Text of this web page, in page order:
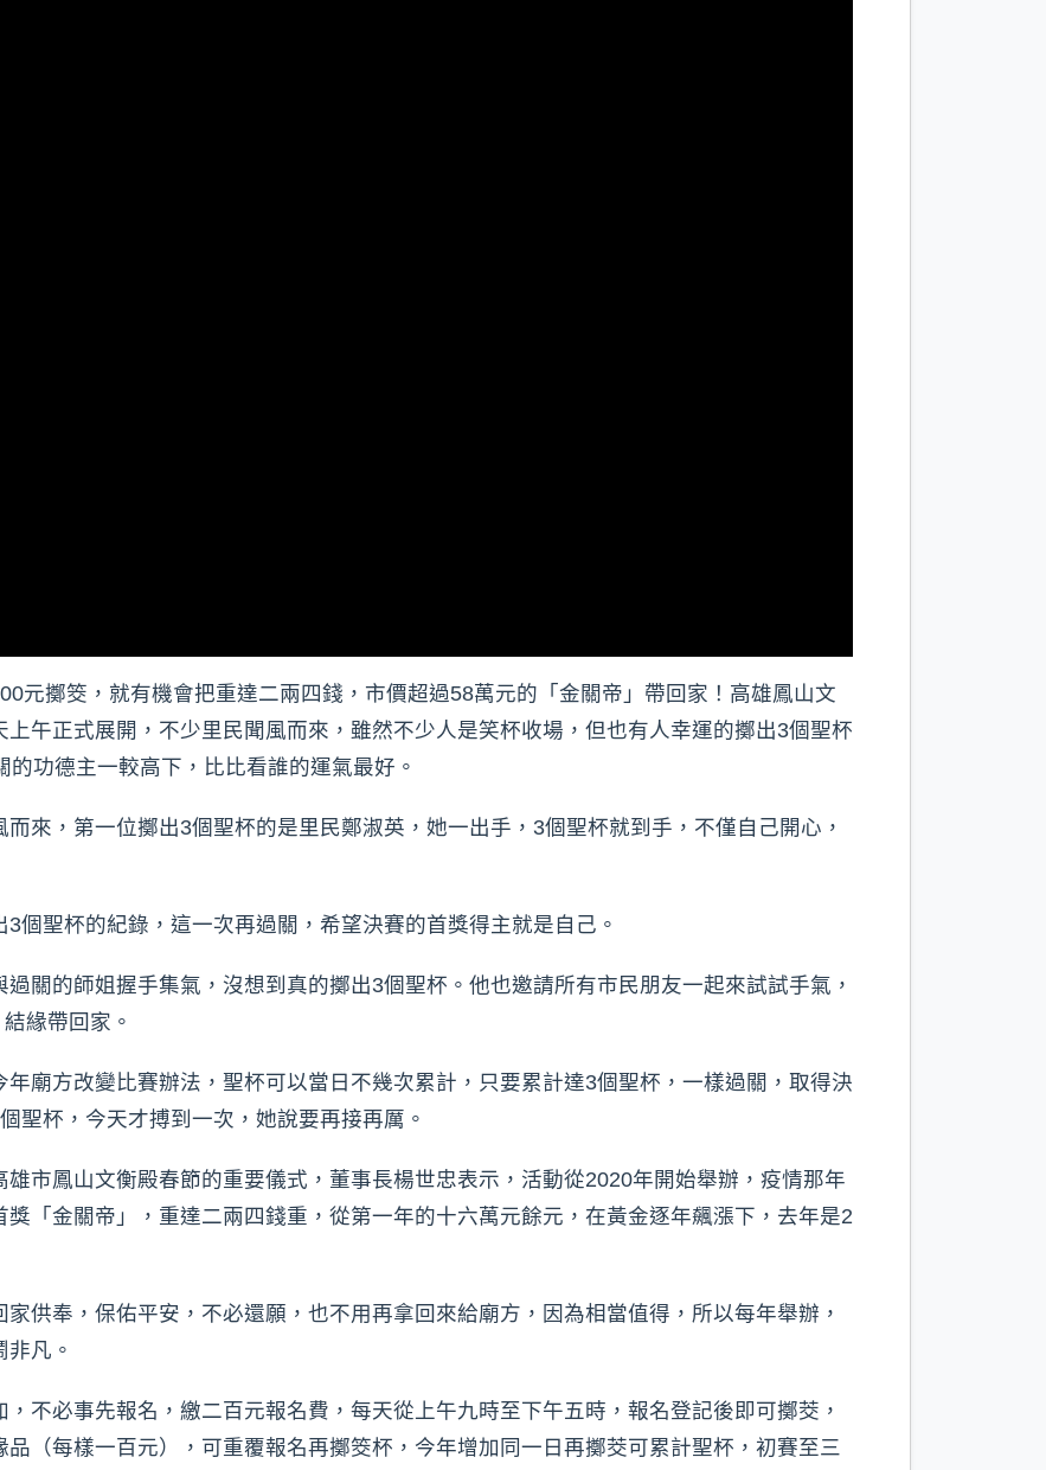
元擲筊，就有機會把重達二兩四錢，市價超過58萬元的「金關帝」帶回家！高雄鳳山文
午正式展開，不少里民聞風而來，雖然不少人是笑杯收場，但也有人幸運的擲出3個聖杯
功德主一較高下，比比看誰的運氣最好。
來，第一位擲出3個聖杯的是里民鄭淑英，她一出手，3個聖杯就到手，不僅自己開心，
個聖杯的紀錄，這一次再過關，希望決賽的首獎得主就是自己。
關的師姐握手集氣，沒想到真的擲出3個聖杯。他也邀請所有市民朋友一起來試試手氣，
緣帶回家。
廟方改變比賽辦法，聖杯可以當日不幾次累計，只要累計達3個聖杯，一樣過關，取得決
聖杯，今天才搏到一次，她說要再接再厲。
市鳳山文衡殿春節的重要儀式，董事長楊世忠表示，活動從2020年開始舉辦，疫情那年
「金關帝」，重達二兩四錢重，從第一年的十六萬元餘元，在黃金逐年飆漲下，去年是2
供奉，保佑平安，不必還願，也不用再拿回來給廟方，因為相當值得，所以每年舉辦，
凡。
不必事先報名，繳二百元報名費，每天從上午九時至下午五時，報名登記後即可擲茭，
（每樣一百元），可重覆報名再擲筊杯，今年增加同一日再擲茭可累計聖杯，初賽至三